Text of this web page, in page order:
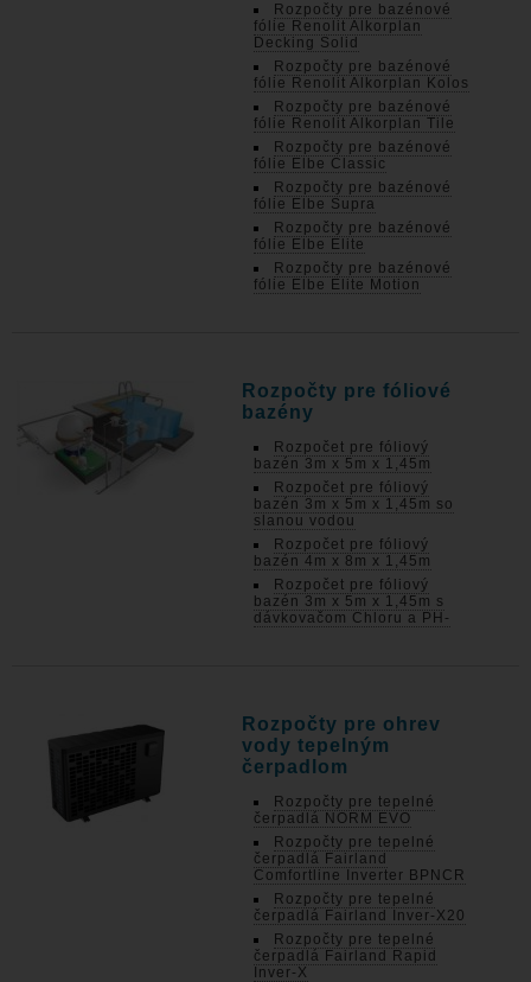
Rozpočty pre bazénové
fólie Renolit Alkorplan
Decking Solid
Rozpočty pre bazénové
fólie Renolit Alkorplan Kolos
Rozpočty pre bazénové
fólie Renolit Alkorplan Tile
Rozpočty pre bazénové
fólie Elbe Classic
Rozpočty pre bazénové
fólie Elbe Supra
Rozpočty pre bazénové
fólie Elbe Elite
Rozpočty pre bazénové
fólie Elbe Elite Motion
Rozpočty pre fóliové
bazény
Rozpočet pre fóliový
bazén 3m x 5m x 1,45m
Rozpočet pre fóliový
bazén 3m x 5m x 1,45m so
slanou vodou
Rozpočet pre fóliový
bazén 4m x 8m x 1,45m
Rozpočet pre fóliový
bazén 3m x 5m x 1,45m s
dávkovačom Chloru a PH-
Rozpočty pre ohrev
vody tepelným
čerpadlom
Rozpočty pre tepelné
čerpadlá NORM EVO
Rozpočty pre tepelné
čerpadlá Fairland
Comfortline Inverter BPNCR
Rozpočty pre tepelné
čerpadlá Fairland Inver-X20
Rozpočty pre tepelné
čerpadlá Fairland Rapid
Inver-X